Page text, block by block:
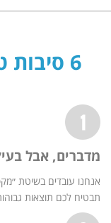
6 סיבות טובות להצטרף אלינו
מדברים, אבל
אנחנו עובדים בשיטת
תבטיח לכם תוצאות